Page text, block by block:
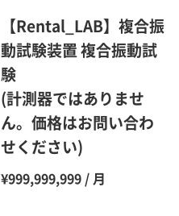
60％（割引率 40％）
50％（割引率50％）
48％（割引率52％）
47％（割引率53％）
【Rental_LAB】複合振
動試験装置 複合振動試
験
(計測器ではありませ
ん。価格はお問い合わ
せください)
¥999,999,999 / 月